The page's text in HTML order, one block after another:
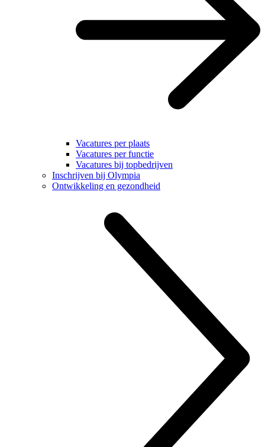
Vacatures per plaats
Vacatures per functie
Vacatures bij topbedrijven
Inschrijven bij Olympia
Ontwikkeling en gezondheid